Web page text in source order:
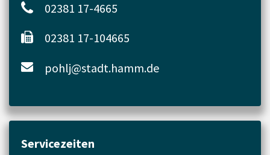
02381 17-4665
02381 17-104665
pohlj@stadt.hamm.de
Servicezeiten